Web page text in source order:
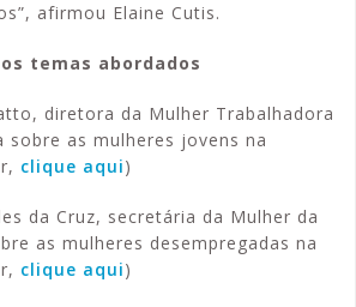
afirmou Elaine Cutis.
temas abordados
diretora da Mulher Trabalhadora
sobre as mulheres jovens na
clique aqui)
da Cruz, secretária da Mulher da
as mulheres desempregadas na
clique aqui)